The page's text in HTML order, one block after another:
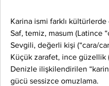
Karina ismi farklı kültürlerde
Saf, temiz, masum (Latince
Sevgili, değerli kişi (“cara/
Küçük zarafet, ince güzellik
Denizle ilişkilendirilen
gücü sessizce omuzlama.